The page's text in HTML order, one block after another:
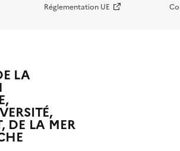
Réglementation UE
LA
DE LA MER